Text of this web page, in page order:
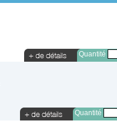
Quantité
Quantité